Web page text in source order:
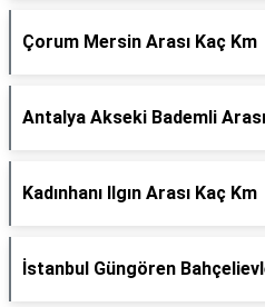
Çorum Mersin Arası Kaç Km
Antalya Akseki Bademli
Kadınhanı Ilgın Arası Kaç Km
İstanbul Güngören